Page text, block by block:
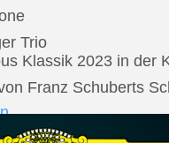
Trio
Klassik 2023 in der
Franz Schuberts